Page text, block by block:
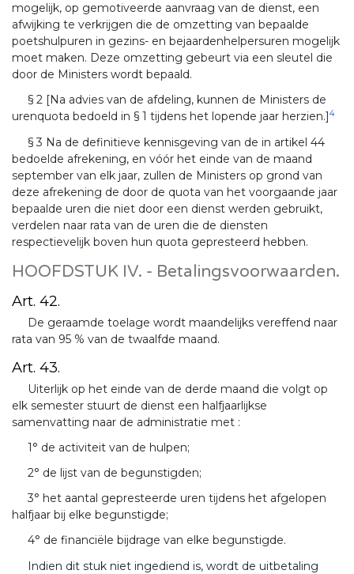
mogelijk, op gemotiveerde aanvraag van de dienst, een
afwijking te verkrijgen die de omzetting van bepaalde
poetshulpuren in gezins- en bejaardenhelpersuren mogelijk
moet maken. Deze omzetting gebeurt via een sleutel die
door de Ministers wordt bepaald.
§ 2 [Na advies van de afdeling, kunnen de Ministers de
urenquota bedoeld in § 1 tijdens het lopende jaar herzien.] 4
§ 3 Na de definitieve kennisgeving van de in artikel 44
bedoelde afrekening, en vóór het einde van de maand
september van elk jaar, zullen de Ministers op grond van
deze afrekening de door de quota van het voorgaande jaar
bepaalde uren die niet door een dienst werden gebruikt,
verdelen naar rata van de uren die de diensten
respectievelijk boven hun quota gepresteerd hebben.
HOOFDSTUK IV. - Betalingsvoorwaarden.
Art. 42.
De geraamde toelage wordt maandelijks vereffend naar
rata van 95 % van de twaalfde maand.
Art. 43.
Uiterlijk op het einde van de derde maand die volgt op
elk semester stuurt de dienst een halfjaarlijkse
samenvatting naar de administratie met :
1° de activiteit van de hulpen;
2° de lijst van de begunstigden;
3° het aantal gepresteerde uren tijdens het afgelopen
halfjaar bij elke begunstigde;
4° de financiële bijdrage van elke begunstigde.
Indien dit stuk niet ingediend is, wordt de uitbetaling